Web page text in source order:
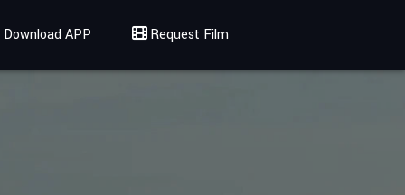
Download APP Request Film